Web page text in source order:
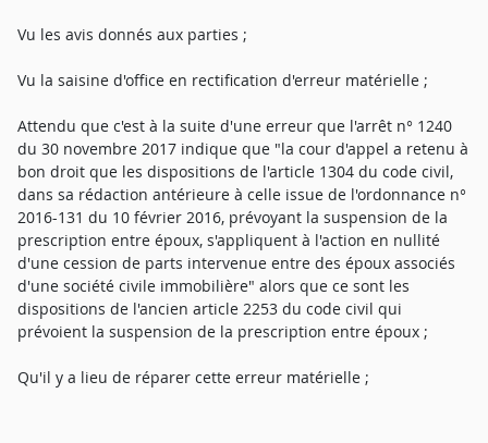
Vu les avis donnés aux parties ;
Vu la saisine d'office en rectification d'erreur matérielle ;
Attendu que c'est à la suite d'une erreur que l'arrêt n° 1240
du 30 novembre 2017 indique que "la cour d'appel a retenu à
bon droit que les dispositions de l'article 1304 du code civil,
dans sa rédaction antérieure à celle issue de l'ordonnance n°
2016-131 du 10 février 2016, prévoyant la suspension de la
prescription entre époux, s'appliquent à l'action en nullité
d'une cession de parts intervenue entre des époux associés
d'une société civile immobilière" alors que ce sont les
dispositions de l'ancien article 2253 du code civil qui
prévoient la suspension de la prescription entre époux ;
Qu'il y a lieu de réparer cette erreur matérielle ;